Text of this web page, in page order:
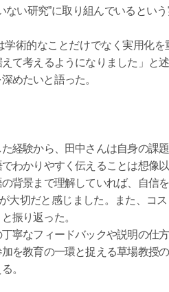
ない研究”に取り組んでいるとい
術的なことだけでなく実用化を
て考えるようになりました」と
めたいと語った。
経験から、田中さんは自身の課
わかりやすく伝えることは想像
背景まで理解していれば、自信
大切だと感じました。また、コ
振り返った。
寧なフィードバックや説明の仕
を教育の一環と捉える草場教授
。